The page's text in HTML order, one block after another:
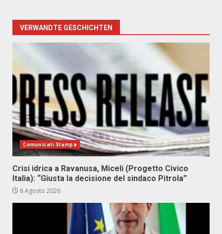
VERWANDTE GESCHICHTEN
Comunicati Stampa
Crisi idrica a Ravanusa, Miceli (Progetto Civico
Italia): “Giusta la decisione del sindaco Pitrola”
8 Agosto 2026